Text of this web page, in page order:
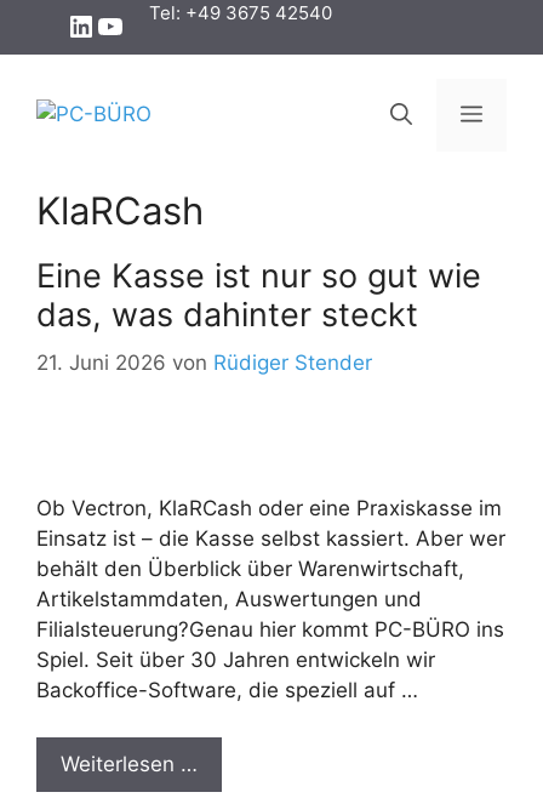
LinkedIn
YouTube
Tel: +49 3675 42540
Menü
KlaRCash
Eine Kasse ist nur so gut wie
das, was dahinter steckt
21. Juni 2026 von Rüdiger Stender
Ob Vectron, KlaRCash oder eine Praxiskasse im
Einsatz ist – die Kasse selbst kassiert. Aber wer
behält den Überblick über Warenwirtschaft,
Artikelstammdaten, Auswertungen und
Filialsteuerung?Genau hier kommt PC-BÜRO ins
Spiel. Seit über 30 Jahren entwickeln wir
Backoffice-Software, die speziell auf …
Weiterlesen …